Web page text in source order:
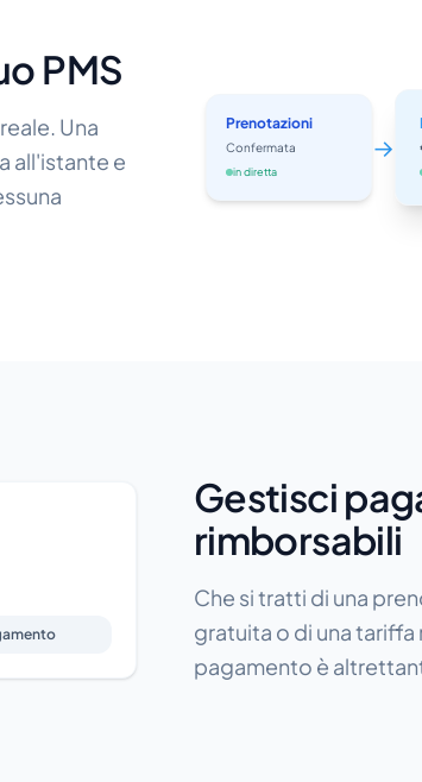
PMS
Una
all'istante e
Prenotazioni
Confermata
in diretta
→
Gestisci
rimborsabili
Che si tratti di una
gratuita o di una
pagamento è